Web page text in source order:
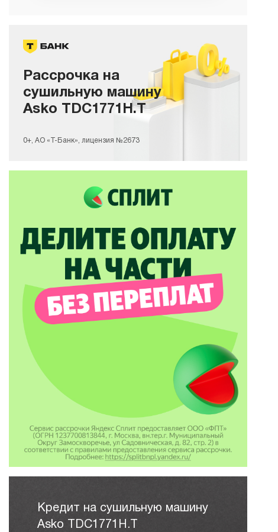
Рассрочка на
сушильную машину
Asko TDC1771H.T
0+, АО «Т-Банк», лицензия №2673
Кредит на сушильную машину
Asko TDC1771H.T